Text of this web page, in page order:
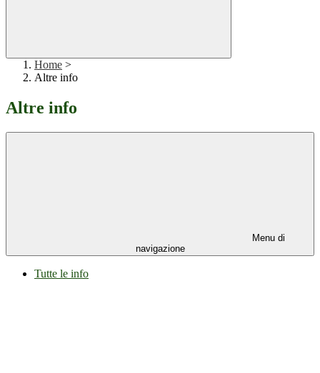
Home >
Altre info
Altre info
Menu di
navigazione
Tutte le info